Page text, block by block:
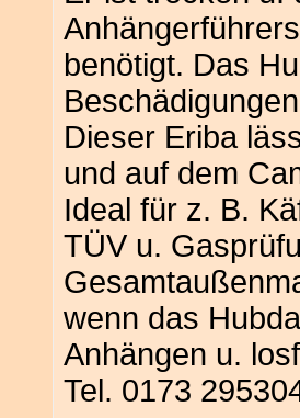
benötigt. Das
Dieser Eriba
und auf dem
Ideal für z. B.
TÜV u.
wenn das
Anhängen u.
Tel. 0173